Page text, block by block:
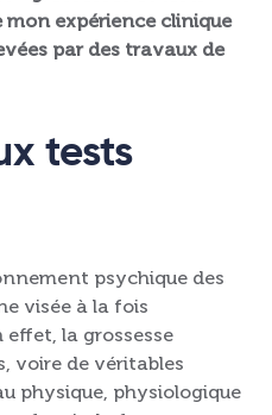
expérience clinique
par des travaux de
tests
psychique des
visée à la fois
la grossesse
voire de véritables
physique, physiologique